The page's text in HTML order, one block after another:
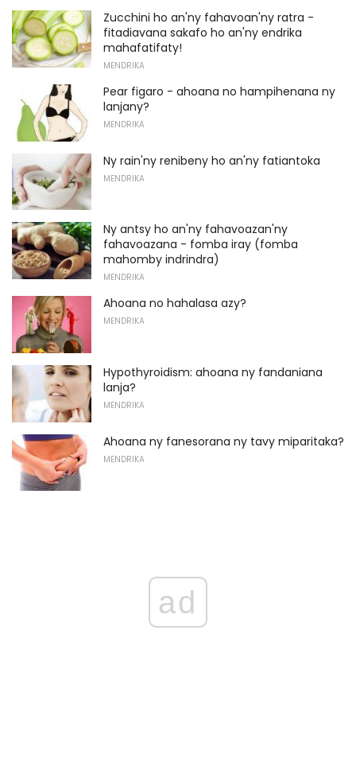
Zucchini ho an'ny fahavoan'ny ratra -
fitadiavana sakafo ho an'ny endrika
mahafatifaty!
MENDRIKA
Pear figaro - ahoana no hampihenana ny
lanjany?
MENDRIKA
Ny rain'ny renibeny ho an'ny fatiantoka
MENDRIKA
Ny antsy ho an'ny fahavoazan'ny
fahavoazana - fomba iray (fomba
mahomby indrindra)
MENDRIKA
Ahoana no hahalasa azy?
MENDRIKA
Hypothyroidism: ahoana ny fandaniana
lanja?
MENDRIKA
Ahoana ny fanesorana ny tavy miparitaka?
MENDRIKA
ad